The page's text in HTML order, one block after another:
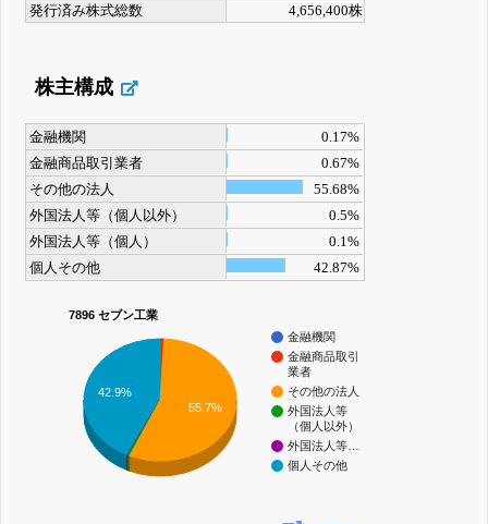
発行済み株式総数
4,656,400株
株主構成
金融機関
0.17%
金融商品取引業者
0.67%
その他の法人
55.68%
外国法人等（個人以外）
0.5%
外国法人等（個人）
0.1%
個人その他
42.87%
7896 セブン工業
金融機関
金融商品取引
業者
その他の法人
外国法人等
（個人以外）
外国法人等…
個人その他
42.9%
55.7%